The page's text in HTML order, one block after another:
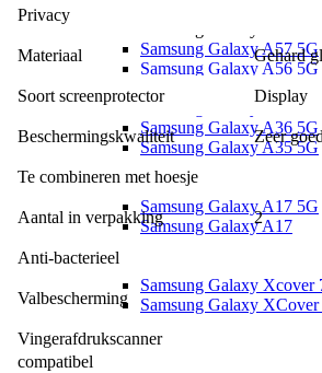
Samsung Galaxy A57 5G
Samsung Galaxy A56 5G
Samsung Galaxy A55 5G
Samsung Galaxy A37 5G
Samsung Galaxy A36 5G
Samsung Galaxy A35 5G
Samsung Galaxy A27 5G
Samsung Galaxy A26 5G
Samsung Galaxy A17 5G
Samsung Galaxy A17
Samsung Galaxy Xcover
Samsung Galaxy XCover
OnePlus Nord
Privacy
Materiaal Gehard
Soort screenprotector Display
Beschermingskwaliteit Zeer goed
Te combineren met hoesje
Aantal in verpakking 2
Anti-bacterieel
Valbescherming
Vingerafdrukscanner
compatibel